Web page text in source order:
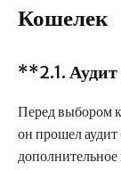
Кошелек
**2.1. Аудит
Перед выбором
он прошел аудит